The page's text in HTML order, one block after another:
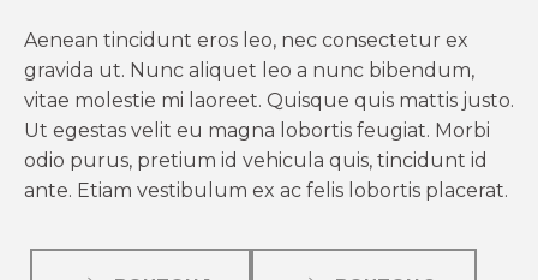
Aenean tincidunt eros leo, nec consectetur ex
gravida ut. Nunc aliquet leo a nunc bibendum,
vitae molestie mi laoreet. Quisque quis mattis justo.
Ut egestas velit eu magna lobortis feugiat. Morbi
odio purus, pretium id vehicula quis, tincidunt id
ante. Etiam vestibulum ex ac felis lobortis placerat.